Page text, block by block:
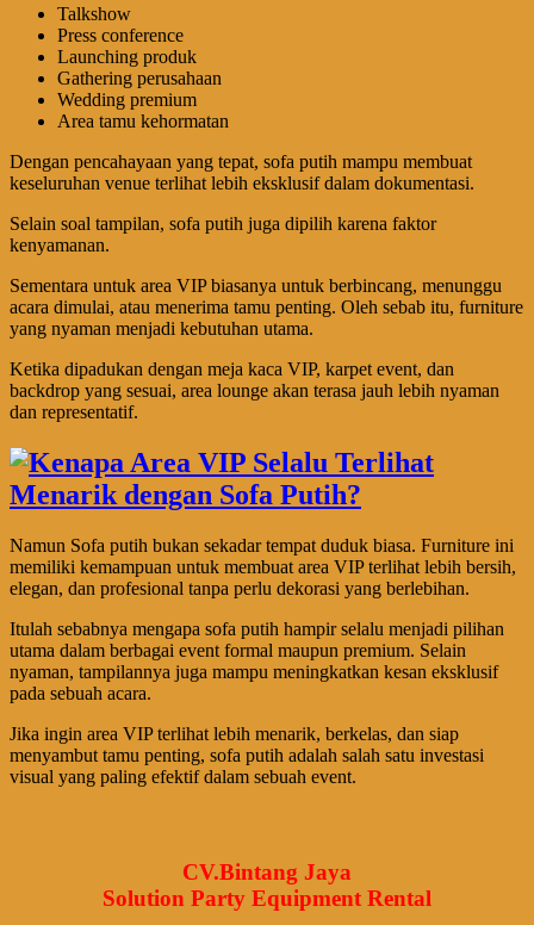
Talkshow
Press conference
Launching produk
Gathering perusahaan
Wedding premium
Area tamu kehormatan
Dengan pencahayaan yang tepat, sofa putih mampu membuat
keseluruhan venue terlihat lebih eksklusif dalam dokumentasi.
Selain soal tampilan, sofa putih juga dipilih karena faktor
kenyamanan.
Sementara untuk area VIP biasanya untuk berbincang, menunggu
acara dimulai, atau menerima tamu penting. Oleh sebab itu, furniture
yang nyaman menjadi kebutuhan utama.
Ketika dipadukan dengan meja kaca VIP, karpet event, dan
backdrop yang sesuai, area lounge akan terasa jauh lebih nyaman
dan representatif.
Namun Sofa putih bukan sekadar tempat duduk biasa. Furniture ini
memiliki kemampuan untuk membuat area VIP terlihat lebih bersih,
elegan, dan profesional tanpa perlu dekorasi yang berlebihan.
Itulah sebabnya mengapa sofa putih hampir selalu menjadi pilihan
utama dalam berbagai event formal maupun premium. Selain
nyaman, tampilannya juga mampu meningkatkan kesan eksklusif
pada sebuah acara.
Jika ingin area VIP terlihat lebih menarik, berkelas, dan siap
menyambut tamu penting, sofa putih adalah salah satu investasi
visual yang paling efektif dalam sebuah event.
CV.Bintang Jaya
Solution Party Equipment Rental